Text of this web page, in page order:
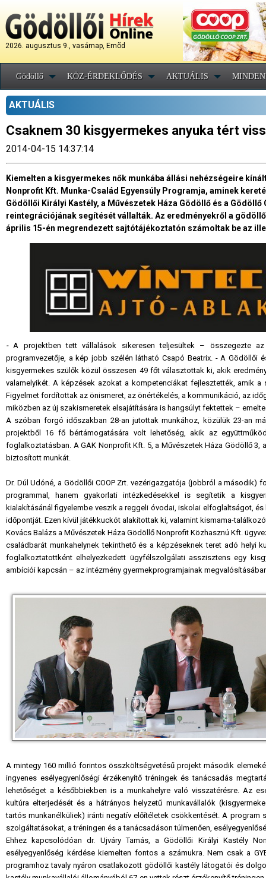
2026. augusztus 9., vasárnap, Emõd
Gödöllő KÖZ-ÉRDEKLŐDÉS AKTUÁLIS
AKTUÁLIS
Csaknem 30 kisgyermekes anyuka tért
2014-04-15 14:37:14
Kiemelten a kisgyermekes nők munkába állási nehézségeire
Nonprofit Kft. Munka-Család Egyensúly Programja, aminek
Gödöllői Királyi Kastély, a Művészetek Háza Gödöllő és a
reintegrációjának segítését vállalták. Az eredményekről a
április 15-én megrendezett sajtótájékoztatón számoltak be az
-A projektben tett vállalások sikeresen teljesültek – összegezte
programvezetője, a kép jobb szélén látható Csapó Beatrix. - A Gödöllői
kisgyermekes szülők közül összesen 49 főt választottak ki, akik
valamelyikét. A képzések azokat a kompetenciákat fejlesztették, amik a
Figyelmet fordítottak az önismeret, az önértékelés, a kommunikáció, az
miközben az új szakismeretek elsajátítására is hangsúlyt fektettek –
A szóban forgó időszakban 28-an jutottak munkához, közülük 23-an
projektből 16 fő bértámogatására volt lehetőség, akik az
foglalkoztatásban. A GAK Nonprofit Kft. 5, a Művészetek Háza Gödöllő 3,
biztosított munkát.
Dr. Dúl Udóné, a Gödöllői COOP Zrt. vezérigazgatója (jobbról a
programmal, hanem gyakorlati intézkedésekkel is segítetik a
kialakításánál figyelembe veszik a reggeli óvodai, iskolai elfoglaltságot,
időpontját. Ezen kívül játékkuckót alakítottak ki, valamint kismama-
Kovács Balázs a Művészetek Háza Gödöllő Nonprofit Közhasznú Kft.
családbarát munkahelynek tekinthető és a képzéseknek teret adó helyi
foglalkoztatottként elhelyezkedett ügyfélszolgálati asszisztens egy
ambíciói kapcsán – az intézmény gyermekprogramjainak
A mintegy 160 millió forintos összköltségvetésű projekt második
ingyenes esélyegyenlőségi érzékenyítő tréningek és tanácsadás
lehetőséget a későbbiekben is a munkahelyre való visszatérésre. Az
kultúra elterjedését és a hátrányos helyzetű munkavállalók
tartós munkanélküliek) iránti negatív előítéletek csökkentését. A program
szolgáltatásokat, a tréningen és a tanácsadáson túlmenően,
Ehhez kapcsolódóan dr. Ujváry Tamás, a Gödöllői Királyi Kastély
esélyegyenlőség kérdése kiemelten fontos a számukra. Nem csak a
programhoz tavaly nyáron csatlakozott gödöllői kastély látogatói és